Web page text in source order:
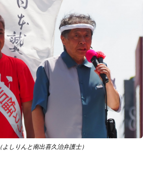
（よしりんと南出喜久治弁護士）